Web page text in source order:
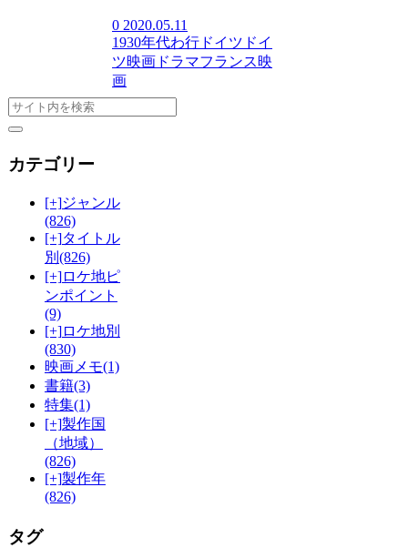
0 2020.05.11
1930年代わ行 ドイツ ドイ
ツ映画 ドラマフランス映
画
カテゴリー
[+]ジャンル
(826)
[+]タイトル
別 (826)
[+]ロケ地ピ
ンポイント
(9)
[+]ロケ地別
(830)
映画メモ(1)
書籍(3)
特集(1)
[+]製作国
（地域）
(826)
[+]製作年
(826)
タグ